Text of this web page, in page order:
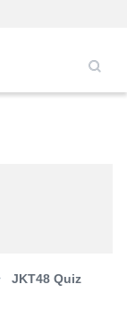
JKT48 Quiz